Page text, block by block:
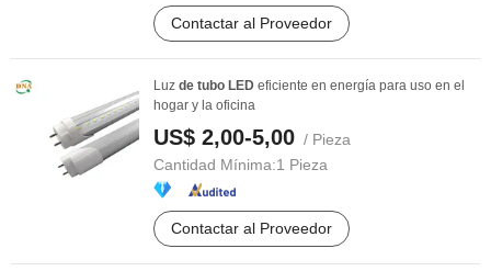
Contactar al Proveedor
Luz de tubo LED eficiente en energía para uso en el
hogar y la oficina
US$ 2,00-5,00 / Pieza
Cantidad Mínima:1 Pieza
Contactar al Proveedor